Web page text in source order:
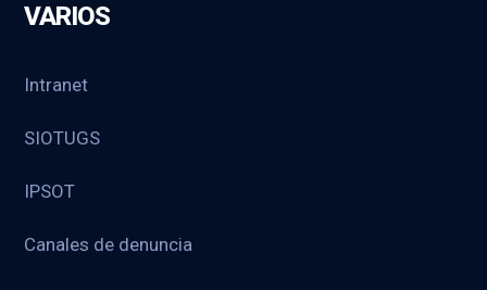
VARIOS
Intranet
SIOTUGS
IPSOT
Canales de denuncia